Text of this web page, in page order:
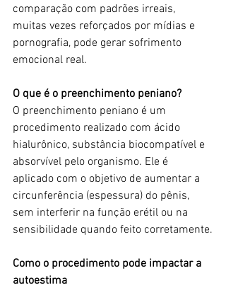
comparação com padrões irreais,
muitas vezes reforçados por mídias e
pornografia, pode gerar sofrimento
emocional real.
O que é o preenchimento peniano?
O preenchimento peniano é um
procedimento realizado com ácido
hialurônico, substância biocompatível e
absorvível pelo organismo. Ele é
aplicado com o objetivo de aumentar a
circunferência (espessura) do pênis,
sem interferir na função erétil ou na
sensibilidade quando feito corretamente.
Como o procedimento pode impactar a
autoestima